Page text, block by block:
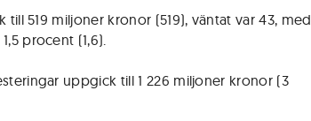
519 miljoner kronor (519), väntat var 43, med
procent (1,6).
uppgick till 1 226 miljoner kronor (3